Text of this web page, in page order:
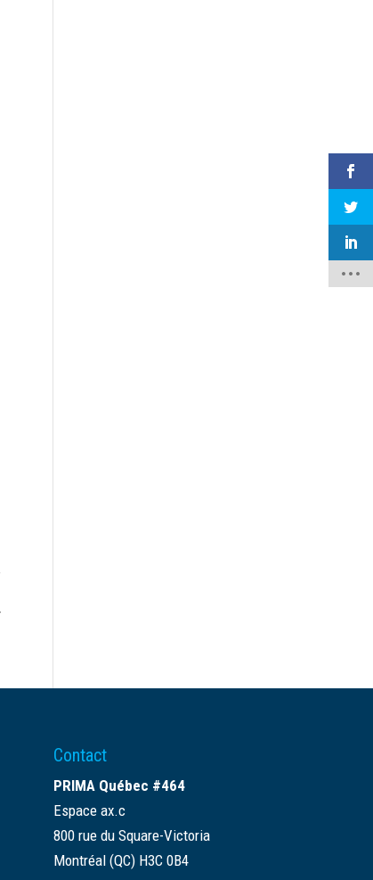
Contact
PRIMA Québec #464
Espace ax.c
800 rue du Square-Victoria
Montréal (QC) H3C 0B4